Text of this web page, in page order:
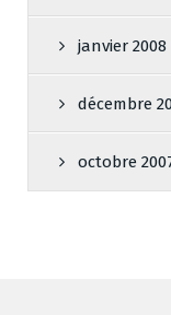
janvier 2008
décembre
octobre